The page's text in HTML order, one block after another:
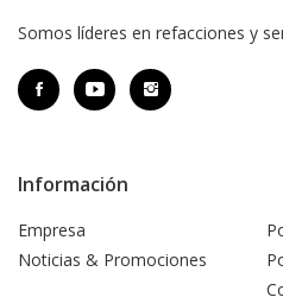
Somos líderes en refacciones y
Información
Empresa
Noticias & Promociones